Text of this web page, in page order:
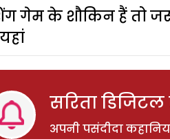
गेम के शौकिन हैं तो
सरिता
अपनी पसंदीदा